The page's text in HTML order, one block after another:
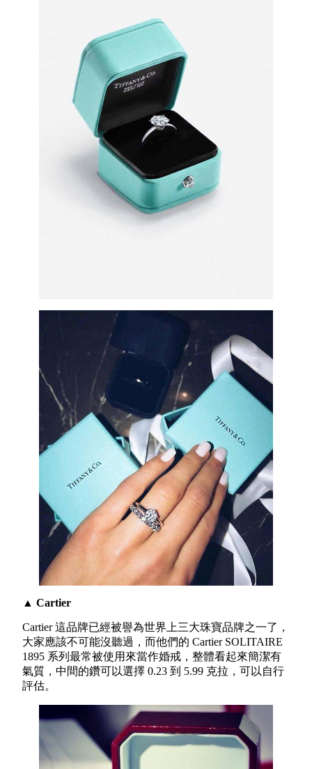
▲ Cartier
Cartier 這品牌已經被譽為世界上三大珠寶品牌之一了，
大家應該不可能沒聽過，而他們的 Cartier SOLITAIRE
1895 系列最常被使用來當作婚戒，整體看起來簡潔有
氣質，中間的鑽可以選擇 0.23 到 5.99 克拉，可以自行
評估。